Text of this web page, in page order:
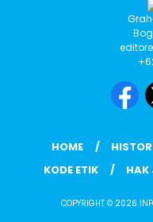
HOME
KODE ETIK
HAK
COPYRIGHT © 2026